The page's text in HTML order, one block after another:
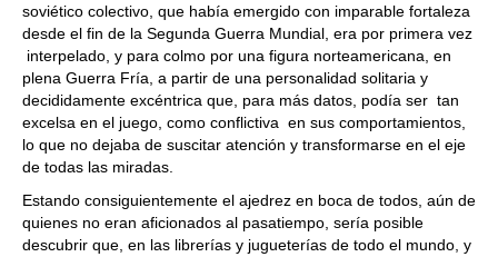
soviético colectivo, que había emergido con imparable fortaleza
desde el fin de la Segunda Guerra Mundial, era por primera vez
interpelado, y para colmo por una figura norteamericana, en
plena Guerra Fría, a partir de una personalidad solitaria y
decididamente excéntrica que, para más datos, podía ser tan
excelsa en el juego, como conflictiva en sus comportamientos,
lo que no dejaba de suscitar atención y transformarse en el eje
de todas las miradas.
Estando consiguientemente el ajedrez en boca de todos, aún de
quienes no eran aficionados al pasatiempo, sería posible
descubrir que, en las librerías y jugueterías de todo el mundo, y